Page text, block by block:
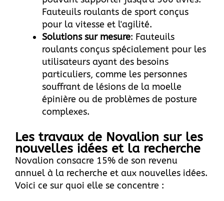
Fauteuils roulants de sport conçus
pour la vitesse et l'agilité.
Solutions sur mesure: Fauteuils
roulants conçus spécialement pour les
utilisateurs ayant des besoins
particuliers, comme les personnes
souffrant de lésions de la moelle
épinière ou de problèmes de posture
complexes.
Les travaux de Novalion sur les
nouvelles idées et la recherche
Novalion consacre 15% de son revenu
annuel à la recherche et aux nouvelles idées.
Voici ce sur quoi elle se concentre :